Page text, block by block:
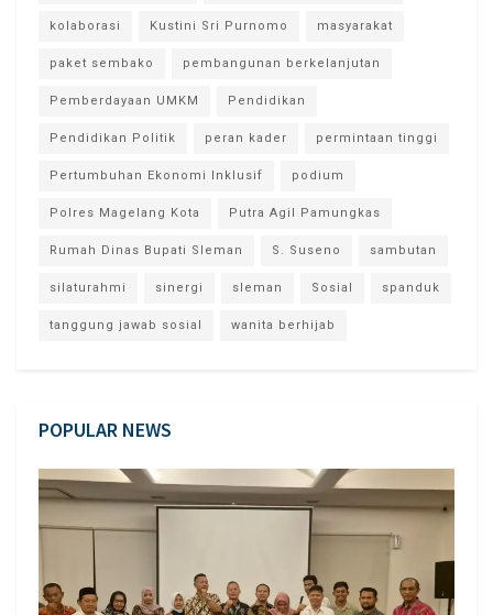
kolaborasi Kustini Sri Purnomo masyarakat
paket sembako pembangunan berkelanjutan
Pemberdayaan UMKM Pendidikan
Pendidikan Politik peran kader permintaan tinggi
Pertumbuhan Ekonomi Inklusif podium
Polres Magelang Kota Putra Agil Pamungkas
Rumah Dinas Bupati Sleman S. Suseno sambutan
silaturahmi sinergi sleman Sosial spanduk
tanggung jawab sosial wanita berhijab
POPULAR NEWS